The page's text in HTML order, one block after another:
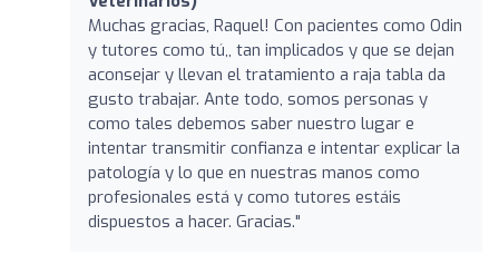
Muchas gracias, Raquel! Con pacientes como Odin
y tutores como tú,, tan implicados y que se dejan
aconsejar y llevan el tratamiento a raja tabla da
gusto trabajar. Ante todo, somos personas y
como tales debemos saber nuestro lugar e
intentar transmitir confianza e intentar explicar la
patología y lo que en nuestras manos como
profesionales está y como tutores estáis
dispuestos a hacer. Gracias."